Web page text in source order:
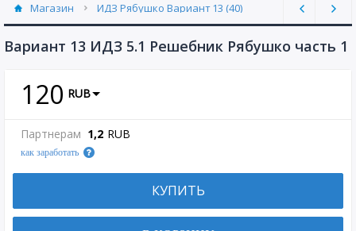
Магазин ИДЗ Рябушко Вариант 13 (40)
Вариант 13 ИДЗ 5.1 Решебник Рябушко часть 1
120 RUB
Партнерам 1,2 RUB
как заработать
КУПИТЬ